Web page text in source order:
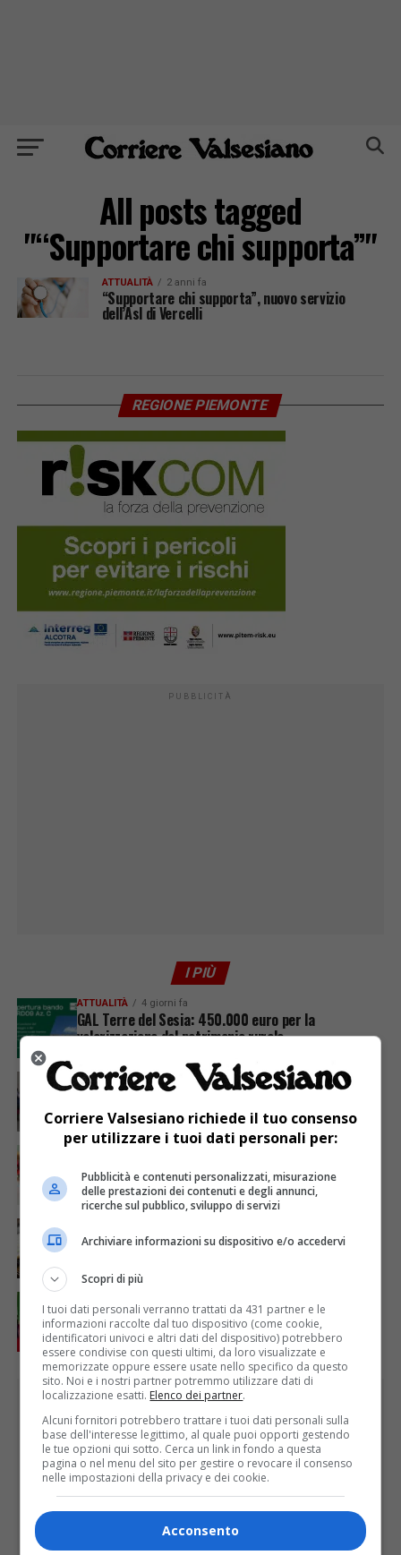
All posts tagged
"“Supportare chi supporta”"
ATTUALITÀ 2 anni fa
“Supportare chi supporta”, nuovo servizio
dell’Asl di Vercelli
REGIONE PIEMONTE
PUBBLICITÀ
I PIÙ
ATTUALITÀ 4 giorni fa
GAL Terre del Sesia: 450.000 euro per la
valorizzazione del patrimonio rurale
ATTUALITÀ 7 giorni fa
Festa Walser delle genti valsesiane quinta edizione
A chi serve il post scuola?
Il jazz, il tango e l’organo Mascioni del 1907 per la
Nidi comunali, dalla Regione 1,5 milioni di euro per
ampliare gli orari dei servizi a parità di tariffa
PUBBLICITÀ
Corriere Valsesiano richiede il tuo consenso
per utilizzare i tuoi dati personali per:
Pubblicità e contenuti personalizzati, misurazione
delle prestazioni dei contenuti e degli annunci,
ricerche sul pubblico, sviluppo di servizi
Archiviare informazioni su dispositivo e/o accedervi
Scopri di più
I tuoi dati personali verranno trattati da 431 partner e le
informazioni raccolte dal tuo dispositivo (come cookie,
identificatori univoci e altri dati del dispositivo) potrebbero
essere condivise con questi ultimi, da loro visualizzate e
memorizzate oppure essere usate nello specifico da questo
sito. Noi e i nostri partner potremmo utilizzare dati di
localizzazione esatti. Elenco dei partner.
Alcuni fornitori potrebbero trattare i tuoi dati personali sulla
base dell'interesse legittimo, al quale puoi opporti gestendo
le tue opzioni qui sotto. Cerca un link in fondo a questa
pagina o nel menu del sito per gestire o revocare il consenso
nelle impostazioni della privacy e dei cookie.
Acconsento